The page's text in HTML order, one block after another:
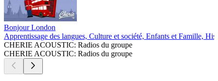
Bonjour London
Apprentissage des langues, Culture et société, Enfants et Famille,
CHERIE ACOUSTIC: Radios du groupe
CHERIE ACOUSTIC: Radios du groupe